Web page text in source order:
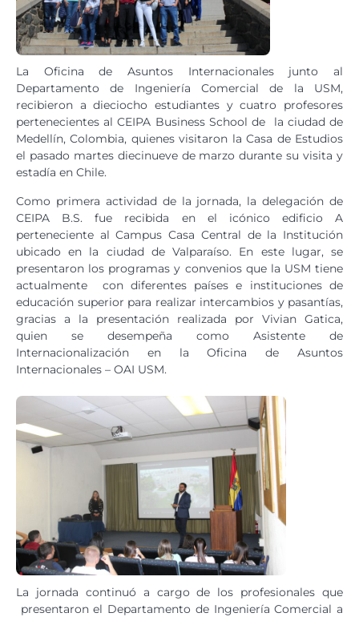
La Oficina de Asuntos Internacionales junto al
Departamento de Ingeniería Comercial de la USM,
recibieron a dieciocho estudiantes y cuatro profesores
pertenecientes al CEIPA Business School de la ciudad de
Medellín, Colombia, quienes visitaron la Casa de Estudios
el pasado martes diecinueve de marzo durante su visita y
estadía en Chile.
Como primera actividad de la jornada, la delegación de
CEIPA B.S. fue recibida en el icónico edificio A
perteneciente al Campus Casa Central de la Institución
ubicado en la ciudad de Valparaíso. En este lugar, se
presentaron los programas y convenios que la USM tiene
actualmente con diferentes países e instituciones de
educación superior para realizar intercambios y pasantías,
gracias a la presentación realizada por Vivian Gatica,
quien se desempeña como Asistente de
Internacionalización en la Oficina de Asuntos
Internacionales – OAI USM.
La jornada continuó a cargo de los profesionales que
presentaron el Departamento de Ingeniería Comercial a